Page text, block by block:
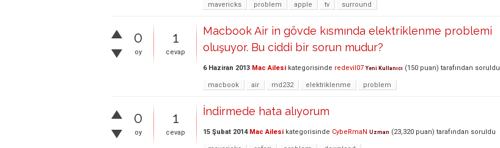
mavericks problem apple tv surround
0
oy
1
cevap
Macbook Air in gövde kısmında elektriklenme problemi
oluşuyor. Bu ciddi bir sorun mudur?
6 Haziran 2013 Mac Ailesi kategorisinde redevil07 Yeni Kullanıcı (150 puan) tarafından soruldu
macbook air md232 elektriklenme problem
0
oy
1
cevap
İndirmede hata alıyorum
15 Şubat 2014 Mac Ailesi kategorisinde CybeRmaN Uzman (23,320 puan) tarafından soruldu